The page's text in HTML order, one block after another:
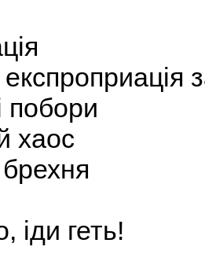
побори
хаос
іди геть!